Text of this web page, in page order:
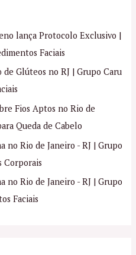
lança Protocolo Exclusivo |
Faciais
Glúteos no RJ | Grupo Caru
Fios Aptos no Rio de
Queda de Cabelo
no Rio de Janeiro - RJ | Grupo
Corporais
no Rio de Janeiro - RJ | Grupo
Faciais